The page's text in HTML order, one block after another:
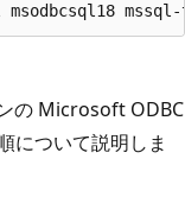
の Microsoft ODBC
について説明しま